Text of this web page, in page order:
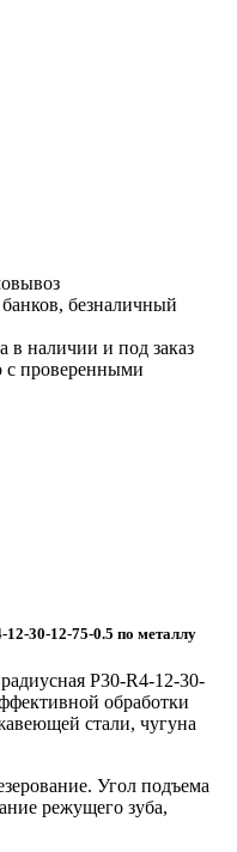
безналичный
в наличии и под заказ
с проверенными
12-30-12-75-0.5 по металлу
P30-R4-12-30-
обработки
стали, чугуна
Угол подъема
режущего зуба,